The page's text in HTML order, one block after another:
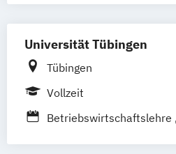
Universität Tübingen
Tübingen
Vollzeit
Betriebswirtschaftslehre